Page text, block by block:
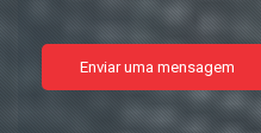
Enviar uma mensagem